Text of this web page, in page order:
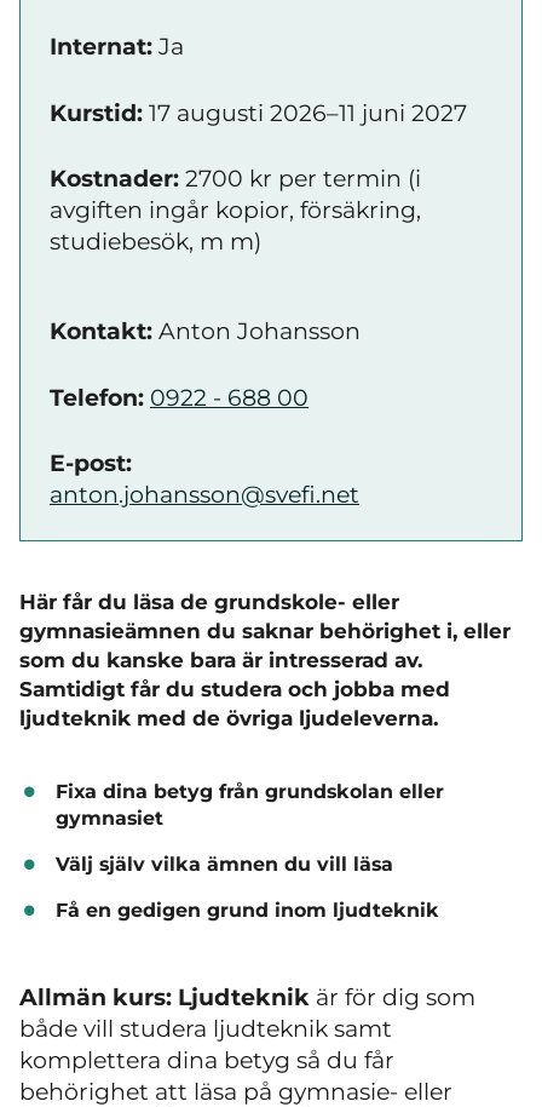
Internat: Ja
Kurstid: 17 augusti 2026–11 juni 2027
Kostnader: 2700 kr per termin (i
avgiften ingår kopior, försäkring,
studiebesök, m m)
Kontakt: Anton Johansson
Telefon: 0922 - 688 00
E-post:
anton.johansson@svefi.net
Här får du läsa de grundskole- eller
gymnasieämnen du saknar behörighet i, eller
som du kanske bara är intresserad av.
Samtidigt får du studera och jobba med
ljudteknik med de övriga ljudeleverna.
Fixa dina betyg från grundskolan eller
gymnasiet
Välj själv vilka ämnen du vill läsa
Få en gedigen grund inom ljudteknik
Allmän kurs: Ljudteknik är för dig som
både vill studera ljudteknik samt
komplettera dina betyg så du får
behörighet att läsa på gymnasie- eller